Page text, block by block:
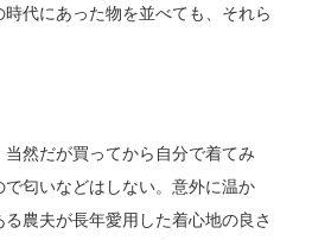
代にあった物を並べても、それら
然だが買ってから自分で着てみ
匂いなどはしない。意外に温か
農夫が長年愛用した着心地の良さ